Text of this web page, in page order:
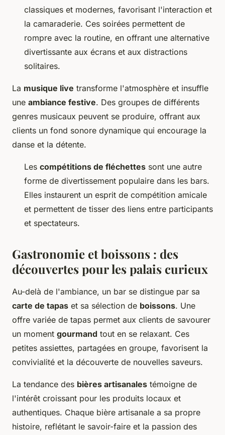
classiques et modernes, favorisant l'interaction et
la camaraderie. Ces soirées permettent de
rompre avec la routine, en offrant une alternative
divertissante aux écrans et aux distractions
solitaires.
La musique live transforme l'atmosphère et insuffle
une ambiance festive. Des groupes de différents
genres musicaux peuvent se produire, offrant aux
clients un fond sonore dynamique qui encourage la
danse et la détente.
Les compétitions de fléchettes sont une autre
forme de divertissement populaire dans les bars.
Elles instaurent un esprit de compétition amicale
et permettent de tisser des liens entre participants
et spectateurs.
Gastronomie et boissons : des
découvertes pour les palais curieux
Au-delà de l'ambiance, un bar se distingue par sa
carte de tapas et sa sélection de boissons. Une
offre variée de tapas permet aux clients de savourer
un moment gourmand tout en se relaxant. Ces
petites assiettes, partagées en groupe, favorisent la
convivialité et la découverte de nouvelles saveurs.
La tendance des bières artisanales témoigne de
l'intérêt croissant pour les produits locaux et
authentiques. Chaque bière artisanale a sa propre
histoire, reflétant le savoir-faire et la passion des